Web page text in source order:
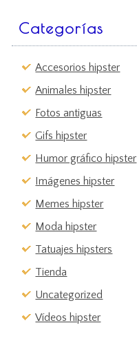
Categorías
Accesorios hipster
Animales hipster
Fotos antiguas
Gifs hipster
Humor gráfico hipster
Imágenes hipster
Memes hipster
Moda hipster
Tatuajes hipsters
Tienda
Uncategorized
Vídeos hipster